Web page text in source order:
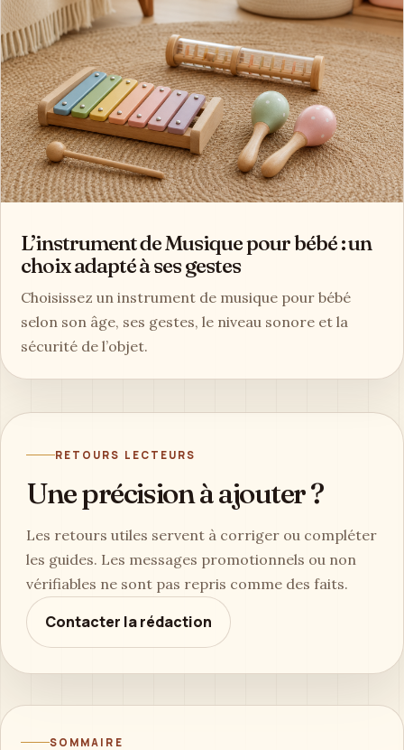
L’instrument de Musique pour bébé : un
choix adapté à ses gestes
Choisissez un instrument de musique pour bébé
selon son âge, ses gestes, le niveau sonore et la
sécurité de l’objet.
RETOURS LECTEURS
Une précision à ajouter ?
Les retours utiles servent à corriger ou compléter
les guides. Les messages promotionnels ou non
vérifiables ne sont pas repris comme des faits.
Contacter la rédaction
SOMMAIRE